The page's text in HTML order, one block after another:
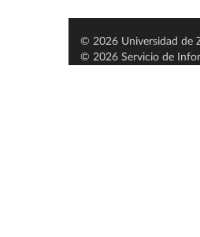
© 2026 Universidad de
© 2026 Servicio de